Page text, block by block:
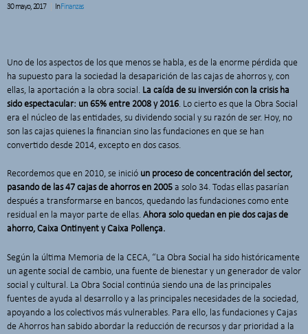
30 mayo, 2017 InFinanzas
Uno de los aspectos de los que menos se habla, es de la enorme pérdida que
ha supuesto para la sociedad la desaparición de las cajas de ahorros y, con
ellas, la aportación a la obra social. La caída de su inversión con la crisis ha
sido espectacular: un 65% entre 2008 y 2016. Lo cierto es que la Obra Social
era el núcleo de las entidades, su dividendo social y su razón de ser. Hoy, no
son las cajas quienes la financian sino las fundaciones en que se han
convertido desde 2014, excepto en dos casos.
Recordemos que en 2010, se inició un proceso de concentración del sector,
pasando de las 47 cajas de ahorros en 2005 a solo 34. Todas ellas pasarían
después a transformarse en bancos, quedando las fundaciones como ente
residual en la mayor parte de ellas. Ahora solo quedan en pie dos cajas de
ahorro, Caixa Ontinyent y Caixa Pollença.
Según la última Memoria de la CECA, “La Obra Social ha sido históricamente
un agente social de cambio, una fuente de bienestar y un generador de valor
social y cultural. La Obra Social continúa siendo una de las principales
fuentes de ayuda al desarrollo y a las principales necesidades de la sociedad,
apoyando a los colectivos más vulnerables. Para ello, las fundaciones y Cajas
de Ahorros han sabido abordar la reducción de recursos y dar prioridad a la